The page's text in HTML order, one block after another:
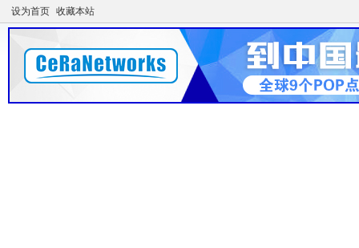
设为首页 收藏本站